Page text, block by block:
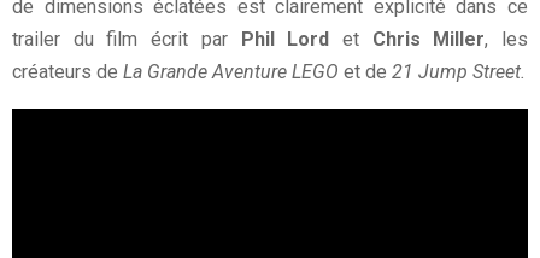
de dimensions éclatées est clairement explicité dans ce
trailer du film écrit par
Phil Lord et Chris Miller, les
créateurs de La Grande Aventure LEGO et de 21 Jump Street.